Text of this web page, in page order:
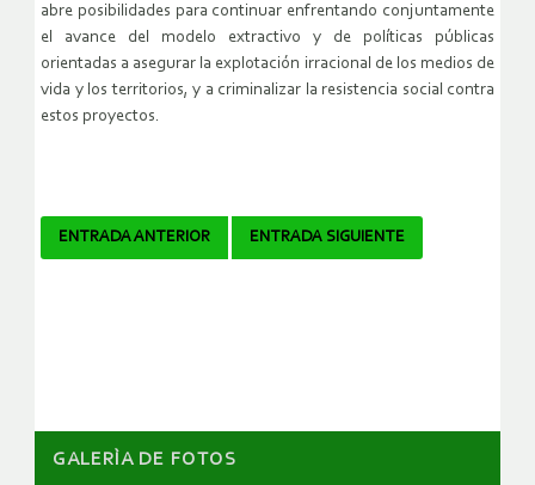
abre posibilidades para continuar enfrentando conjuntamente
el avance del modelo extractivo y de políticas públicas
orientadas a asegurar la explotación irracional de los medios de
vida y los territorios, y a criminalizar la resistencia social contra
estos proyectos.
Navegador
ENTRADA ANTERIOR ENTRADA SIGUIENTE
GALERÌA DE FOTOS